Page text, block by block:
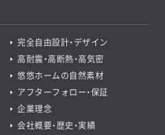
完全自由設計・デザイン
高耐震・高断熱・高気密
悠悠ホームの自然素材
アフターフォロー・保証
企業理念
会社概要・歴史・実績